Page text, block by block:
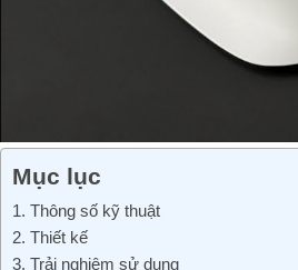
Mục lục
1. Thông số kỹ thuật
2. Thiết kế
3. Trải nghiệm sử dụng